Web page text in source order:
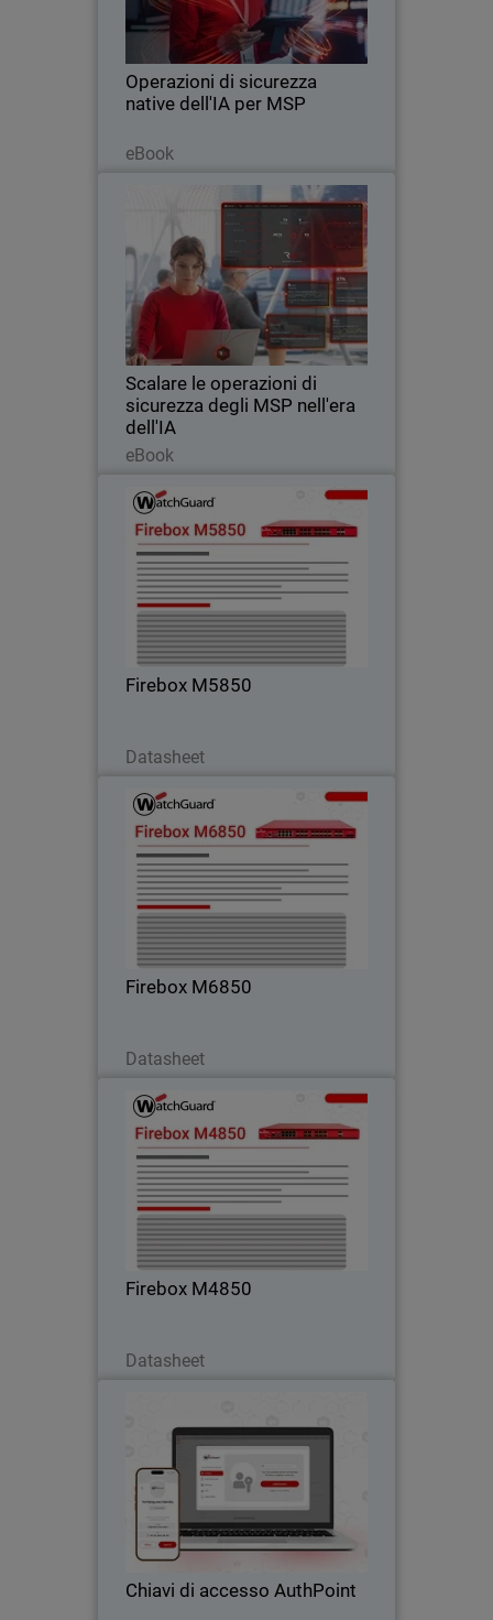
Operazioni di sicurezza
native dell'IA per MSP
eBook
alla velocità della macchina, mettendo
in luce i limiti delle tradizionali
operazioni di sicurezza gestite
dall'uomo. Questo eBook…
Scalare le operazioni di
sicurezza degli MSP nell'era
dell'IA
eBook
Scalare le operazioni di
sicurezza degli MSP nell'era
dell'IA
Body
Scopri come le operazioni di sicurezza
native per l'IA aiutano gli MSP a scalare i
servizi di cybersecurity, a ridurre il carico
operativo e a difendersi dalle minacce
basate sull'intelligenza…
Firebox M5850
Datasheet
Firebox M5850
Garantisce prestazioni costanti traffico
crittografato intenso grazie a
connettività alta velocità integrata,
ideale per ambienti campus reti centrali.
Firebox M6850
Datasheet
Firebox M6850
Ottieni il massimo margine di
prestazioni per le reti periferiche e ad
alta densità dei data center grazie alla
connettività integrata a 25G, 50G e
Firebox M4850
Datasheet
Firebox M4850
Passa a firewall rackmount con UTM,
VPN e ispezione HTTPS – ideale per chi
supera le soluzioni di fascia media.
Chiavi di accesso AuthPoint
Autenticazione senza password con
chiavi AuthPoint per applicazioni OIDC e
SAML. Previeni furto di credenziali e
attacchi di phishing nel SaaS.